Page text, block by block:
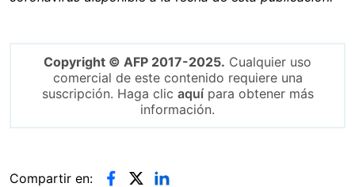
Copyright © AFP 2017-2025. Cualquier uso
comercial de este contenido requiere una
suscripción. Haga clic aquípara obtener más
información.
Compartir en: